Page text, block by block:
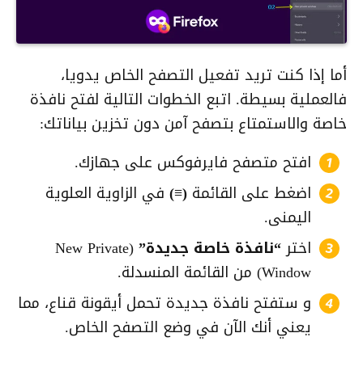
أما إذا كنت تريد تفعيل التصفح الخاص يدويا،
فالعملية بسيطة. اتبع الخطوات التالية لفتح نافذة
خاصة والاستمتاع بتصفح آمن دون تخزين بياناتك:
افتح متصفح فايرفوكس على جهازك.
اضغط على القائمة (≡)في الزاوية العلوية
اليمنى.
اختر“نافذة خاصة جديدة” (New Private
Window) من القائمة المنسدلة.
و ستفتح نافذة جديدة تحمل أيقونة قناع، مما
يعني أنك الآن في وضع التصفح الخاص.